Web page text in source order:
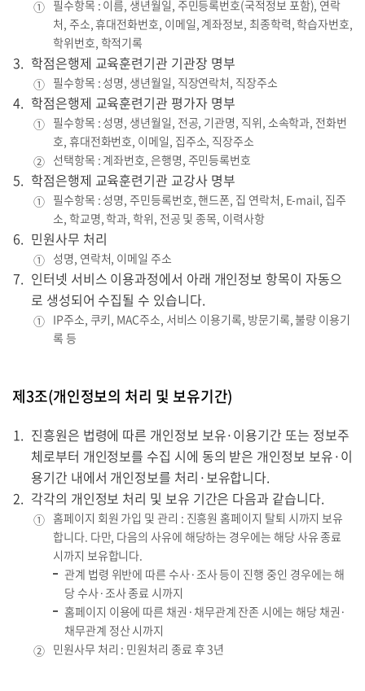
① 필수항목 : 이름, 생년월일, 주민등록번호(국적정보 포함), 연락
처, 주소, 휴대전화번호, 이메일, 계좌정보, 최종학력, 학습자번호,
학위번호, 학적기록
학점은행제 교육훈련기관 기관장 명부
① 필수항목 : 성명, 생년월일, 직장연락처, 직장주소
학점은행제 교육훈련기관 평가자 명부
① 필수항목 : 성명, 생년월일, 전공, 기관명, 직위, 소속학과, 전화번
호, 휴대전화번호, 이메일, 집주소, 직장주소
② 선택항목 : 계좌번호, 은행명, 주민등록번호
학점은행제 교육훈련기관 교강사 명부
① 필수항목 : 성명, 주민등록번호, 핸드폰, 집 연락처, E-mail, 집주
소, 학교명, 학과, 학위, 전공 및 종목, 이력사항
민원사무 처리
① 성명, 연락처, 이메일 주소
인터넷 서비스 이용과정에서 아래 개인정보 항목이 자동으
로 생성되어 수집될 수 있습니다.
① IP주소, 쿠키, MAC주소, 서비스 이용기록, 방문기록, 불량 이용기
록 등
제3조(개인정보의 처리 및 보유기간)
진흥원은 법령에 따른 개인정보 보유·이용기간 또는 정보주
체로부터 개인정보를 수집 시에 동의 받은 개인정보 보유·이
용기간 내에서 개인정보를 처리·보유합니다.
각각의 개인정보 처리 및 보유 기간은 다음과 같습니다.
① 홈페이지 회원 가입 및 관리 : 진흥원 홈페이지 탈퇴 시까지 보유
합니다. 다만, 다음의 사유에 해당하는 경우에는 해당 사유 종료
시까지 보유합니다.
관계 법령 위반에 따른 수사·조사 등이 진행 중인 경우에는 해
당 수사·조사 종료 시까지
홈페이지 이용에 따른 채권·채무관계 잔존 시에는 해당 채권·
채무관계 정산 시까지
② 민원사무 처리 : 민원처리 종료 후 3년